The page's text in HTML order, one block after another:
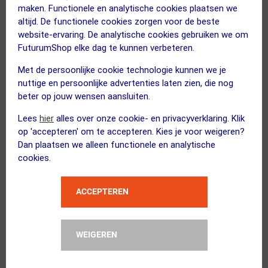
maken. Functionele en analytische cookies plaatsen we
altijd. De functionele cookies zorgen voor de beste
website-ervaring. De analytische cookies gebruiken we om
FuturumShop elke dag te kunnen verbeteren.
Met de persoonlijke cookie technologie kunnen we je
nuttige en persoonlijke advertenties laten zien, die nog
beter op jouw wensen aansluiten.
Lees hier alles over onze cookie- en privacyverklaring. Klik
op 'accepteren' om te accepteren. Kies je voor weigeren?
Dan plaatsen we alleen functionele en analytische
cookies.
ACCEPTEREN
WEIGEREN
XAND
Cassette Afneemset 8-12sp Sh...
XAND
Montagepasta 50ml
XAND
Kettingtang Open en Dicht